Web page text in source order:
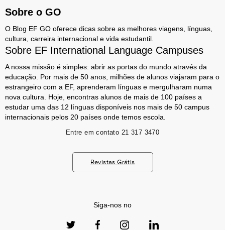
Sobre o GO
O Blog EF GO oferece dicas sobre as melhores viagens, línguas,
cultura, carreira internacional e vida estudantil.
Sobre EF International Language Campuses
A nossa missão é simples: abrir as portas do mundo através da
educação. Por mais de 50 anos, milhões de alunos viajaram para o
estrangeiro com a EF, aprenderam línguas e mergulharam numa
nova cultura. Hoje, encontras alunos de mais de 100 países a
estudar uma das 12 línguas disponíveis nos mais de 50 campus
internacionais pelos 20 países onde temos escola.
Entre em contato 21 317 3470
Revistas Grátis
Siga-nos no